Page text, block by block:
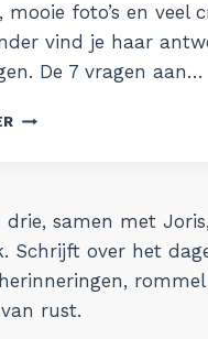
mooie foto’s en veel
vind je haar
De 7 vragen aan…
UITGELICHT:
drie, samen met
Schrijft over het
rommel
rust.